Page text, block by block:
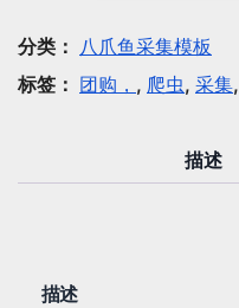
模
板：
团
表
分类： 八爪鱼采集模板
标签： 团购， , 爬虫, 采集,
描述
描述